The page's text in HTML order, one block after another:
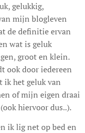
gelukkig,
mijn blogleven
de definitie ervan
wat is geluk
groot en klein.
ook door iedereen
ik het geluk van
of mijn eigen draai
hiervoor dus..).
ik lig net op bed en